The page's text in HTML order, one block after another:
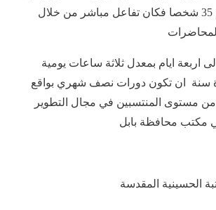
الدورة البالغ عددهم 35 شخصا فكان تفاعل مباشر من خلال
اربعة ايام بمعدل ثلاثة ساعات يومية
سنة ان تكون دورات نصف شهري بواقع
مستوى المنتسبين في مجال التطوير
مكتب محافظة بابل
الحسينية المقدسة